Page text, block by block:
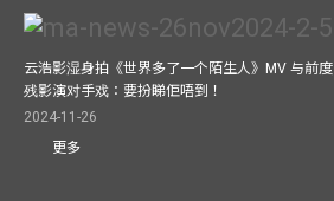
云浩影湿身拍《世界多了一个陌生人》MV 与前度
残影演对手戏：要扮睇佢唔到！
2024-11-26
更多